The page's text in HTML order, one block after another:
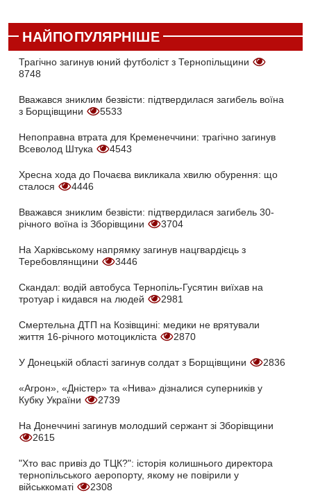
НАЙПОПУЛЯРНІШЕ
Трагічно загинув юний футболіст з Тернопільщини
8748
Вважався зниклим безвісти: підтвердилася загибель воїна
з Борщівщини
5533
Непоправна втрата для Кременеччини: трагічно загинув
Всеволод Штука
4543
Хресна хода до Почаєва викликала хвилю обурення: що
сталося
4446
Вважався зниклим безвісти: підтвердилася загибель 30-
річного воїна із Зборівщини
3704
На Харківському напрямку загинув нацгвардієць з
Теребовлянщини
3446
Скандал: водій автобуса Тернопіль-Гусятин виїхав на
тротуар і кидався на людей
2981
Смертельна ДТП на Козівщині: медики не врятували
життя 16-річного мотоцикліста
2870
У Донецькій області загинув солдат з Борщівщини 2836
«Агрон», «Дністер» та «Нива» дізналися суперників у
Кубку України
2739
На Донеччині загинув молодший сержант зі Зборівщини
2615
"Хто вас привіз до ТЦК?": історія колишнього директора
тернопільського аеропорту, якому не повірили у
військкоматі
2308